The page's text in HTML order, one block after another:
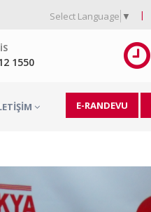
Select Language ▼ |
1550
E-RANDEVU